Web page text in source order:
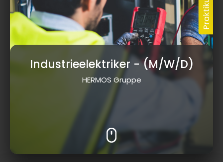
Industrieelektriker - (M/W/D)
HERMOS Gruppe